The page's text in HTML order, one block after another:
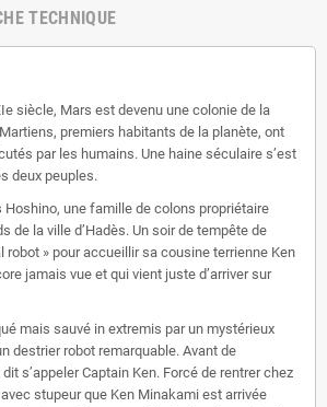
TECHNIQUE
siècle, Mars est devenu une colonie de la
premiers habitants de la planète, ont
par les humains. Une haine séculaire s’est
deux peuples.
une famille de colons propriétaire
de la ville d’Hadès. Un soir de tempête de
robot » pour accueillir sa cousine terrienne Ken
jamais vue et qui vient juste d’arriver sur
mais sauvé in extremis par un mystérieux
destrier robot remarquable. Avant de
s’appeler Captain Ken. Forcé de rentrer chez
stupeur que Ken Minakami est arrivée